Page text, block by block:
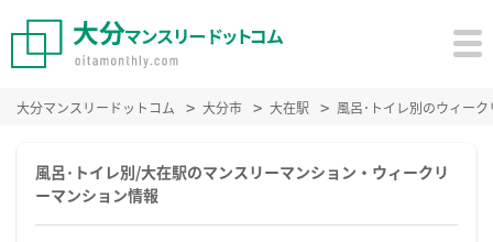
大分マンスリードットコム 大分市 大在駅 風呂･トイレ別のウィー
風呂･トイレ別/大在駅のマンスリーマンション・ウィークリ
ーマンション情報